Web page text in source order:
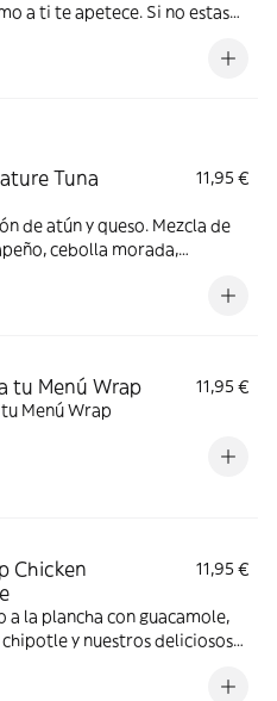
a ti te apetece. Si no estas
Cheddar + salsa BBQ
Tuna
11,95 €
de atún y queso. Mezcla de
cebolla morada,
tu Menú Wrap
11,95 €
Menú Wrap
Chicken
11,95 €
a la plancha con guacamole,
chipotle y nuestros deliciosos